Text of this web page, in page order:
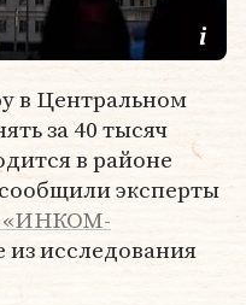
в Центральном
за 40 тысяч
в районе
эксперты
«ИНКОМ-
из исследования